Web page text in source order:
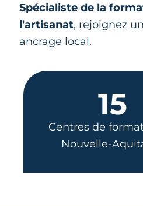
Spécialiste de la
l'artisanat, rejoignez
ancrage local.
15
Centres de
Nouvelle-